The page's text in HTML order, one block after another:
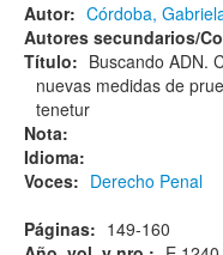
Autor: Córdoba,
Autores secundarios/
Título: Buscando ADN.
nuevas medidas de
tenetur
Nota:
Idioma:
Voces: Derecho Penal
Páginas: 149-160